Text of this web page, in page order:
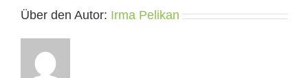
Über den Autor: Irma Pelikan